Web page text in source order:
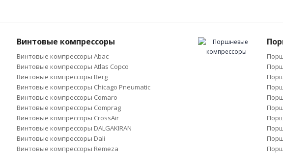
Винтовые компрессоры
Винтовые компрессоры Abac
Винтовые компрессоры Atlas Copco
Винтовые компрессоры Berg
Винтовые компрессоры Chicago Pneumatic
Винтовые компрессоры Comaro
Винтовые компрессоры Comprag
Винтовые компрессоры CrossAir
Винтовые компрессоры DALGAKIRAN
Винтовые компрессоры Dali
Винтовые компрессоры Remeza